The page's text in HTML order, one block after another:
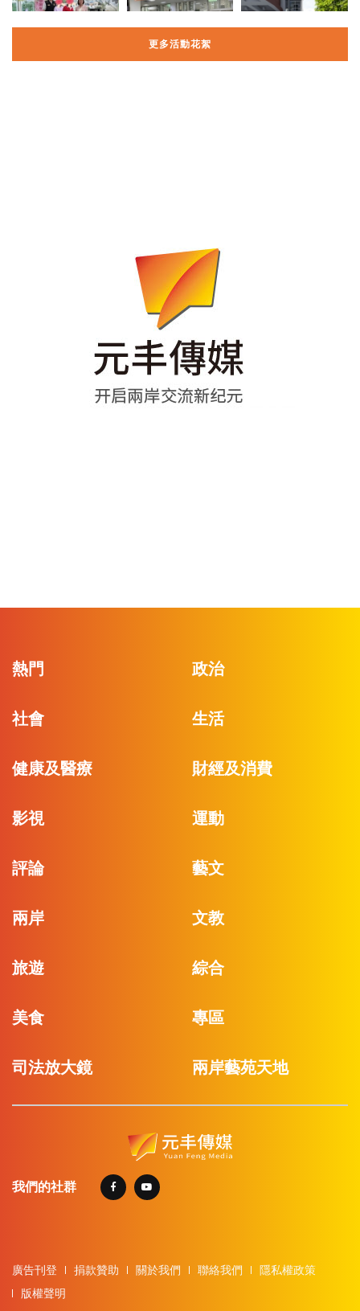
更多活動花絮
熱門 政治
社會 生活
健康及醫療 財經及消費
影視 運動
評論 藝文
兩岸 文教
旅遊 綜合
美食 專區
司法放大鏡 兩岸藝苑天地
我們的社群
廣告刊登 捐款贊助 關於我們 聯絡我們
隱私權政策
版權聲明